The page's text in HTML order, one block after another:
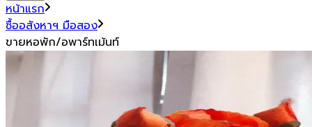
หน้าแรก
ซื้ออสังหาฯ มือสอง
ขายหอพัก/อพาร์ทเม้นท์